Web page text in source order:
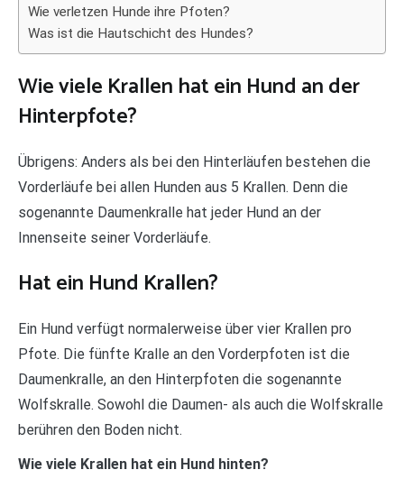
Wie verletzen Hunde ihre Pfoten?
Was ist die Hautschicht des Hundes?
Wie viele Krallen hat ein Hund an der
Hinterpfote?
Übrigens: Anders als bei den Hinterläufen bestehen die
Vorderläufe bei allen Hunden aus 5 Krallen. Denn die
sogenannte Daumenkralle hat jeder Hund an der
Innenseite seiner Vorderläufe.
Hat ein Hund Krallen?
Ein Hund verfügt normalerweise über vier Krallen pro
Pfote. Die fünfte Kralle an den Vorderpfoten ist die
Daumenkralle, an den Hinterpfoten die sogenannte
Wolfskralle. Sowohl die Daumen- als auch die Wolfskralle
berühren den Boden nicht.
Wie viele Krallen hat ein Hund hinten?